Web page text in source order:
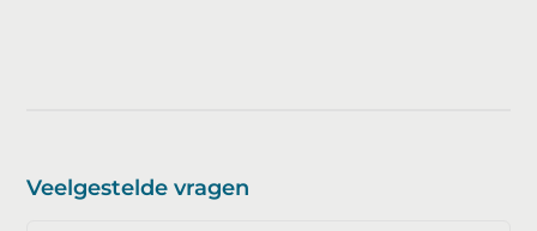
Veelgestelde vragen